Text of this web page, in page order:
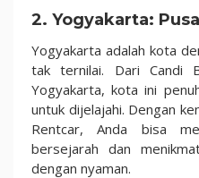
2. Yogyakarta:
Yogyakarta adalah kota
tak ternilai. Dari Candi
Yogyakarta, kota ini
untuk dijelajahi. Dengan
Rentcar, Anda bisa
bersejarah dan
dengan nyaman.